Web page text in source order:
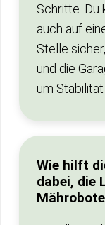
Schritte. Du
auch auf
Stelle
und die
um
Wie hilft
dabei, die